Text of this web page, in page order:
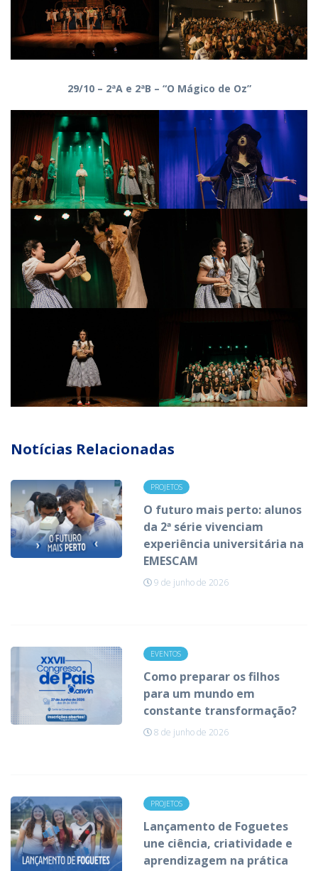
29/10 – 2ªA e 2ªB – “O Mágico de Oz”
Notícias Relacionadas
PROJETOS
O futuro mais perto: alunos
da 2ª série vivenciam
experiência universitária na
EMESCAM
9 de junho de 2026
EVENTOS
Como preparar os filhos
para um mundo em
constante transformação?
8 de junho de 2026
PROJETOS
Lançamento de Foguetes
une ciência, criatividade e
aprendizagem na prática